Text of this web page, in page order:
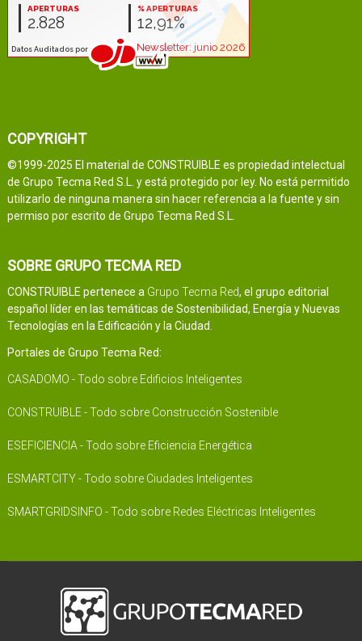
COPYRIGHT
©1999-2025 El material de CONSTRUIBLE es propiedad intelectual
de Grupo Tecma Red S.L. y está protegido por ley. No está permitido
utilizarlo de ninguna manera sin hacer referencia a la fuente y sin
permiso por escrito de Grupo Tecma Red S.L.
SOBRE GRUPO TECMA RED
CONSTRUIBLE pertenece a Grupo Tecma Red, el grupo editorial
español líder en las temáticas de Sostenibilidad, Energía y Nuevas
Tecnologías en la Edificación y la Ciudad.
Portales de Grupo Tecma Red:
CASADOMO - Todo sobre Edificios Inteligentes
CONSTRUIBLE - Todo sobre Construcción Sostenible
ESEFICIENCIA - Todo sobre Eficiencia Energética
ESMARTCITY - Todo sobre Ciudades Inteligentes
SMARTGRIDSINFO - Todo sobre Redes Eléctricas Inteligentes